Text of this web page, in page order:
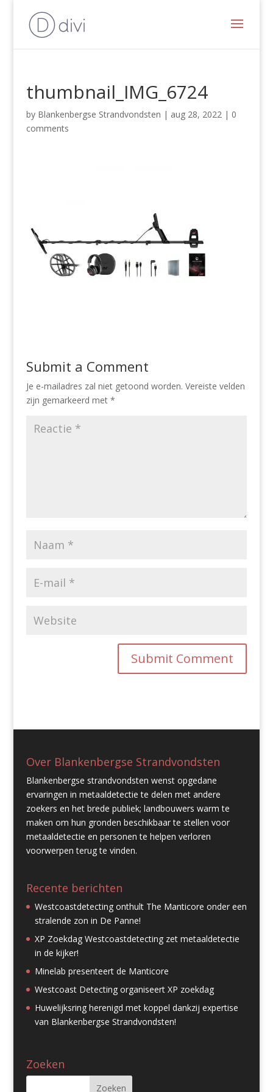
thumbnail_IMG_6724
by Blankenbergse Strandvondsten | aug 28, 2022| 0
comments
Submit a Comment
Je e-mailadres zal niet getoond worden. Vereiste velden
zijn gemarkeerd met *
Over Blankenbergse Strandvondsten
Blankenbergse strandvondsten wenst opgedane
ervaringen in metaaldetectie te delen met andere
zoekers en het brede publiek; landbouwers warm te
maken om hun gronden beschikbaar te stellen voor
metaaldetectie en personen te helpen verloren
voorwerpen terug te vinden.
Recente berichten
Westcoastdetecting onthult The Manticore onder een
stralende zon in De Panne!
XP Zoekdag Westcoastdetecting zet metaaldetectie
in de kijker!
Minelab presenteert de Manticore
Westcoast Detecting organiseert XP zoekdag
Huwelijksring herenigd met koppel dankzij expertise
van Blankenbergse Strandvondsten!
Zoeken